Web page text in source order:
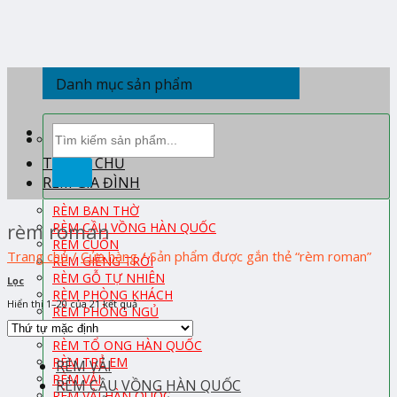
TRANG CHỦ
RÈM GIA ĐÌNH
RÈM BAN THỜ
RÈM CẦU VỒNG HÀN QUỐC
RÈM CUỐN
RÈM GIẾNG TRỜI
RÈM GỖ TỰ NHIÊN
RÈM PHÒNG KHÁCH
RÈM PHÒNG NGỦ
RÈM ROMAN
RÈM TỔ ONG HÀN QUỐC
RÈM TRẺ EM
RÈM VẢI
Danh mục sản phẩm
kiếm:
rèm roman
Trang chủ / Cửa hàng /Sản phẩm được gắn thẻ “rèm roman”
Lọc
Hiển thị 1–20 của 21 kết quả
RÈM VẢI
RÈM CẦU VỒNG HÀN QUỐC